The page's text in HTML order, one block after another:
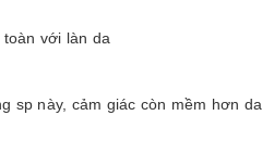
với làn da
sp này, cảm giác còn mềm hơn da